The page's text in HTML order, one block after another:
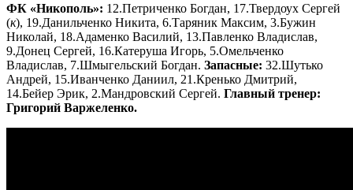
ФК «Никополь»: 12.Петриченко Богдан, 17.Твердоух Сергей
(к), 19.Данильченко Никита, 6.Таряник Максим, 3.Бужин
Николай, 18.Адаменко Василий, 13.Павленко Владислав,
9.Донец Сергей, 16.Катеруша Игорь, 5.Омельченко
Владислав, 7.Шмыгельский Богдан. Запасные: 32.Шутько
Андрей, 15.Иванченко Даниил, 21.Кренько Дмитрий,
14.Бейер Эрик, 2.Мандровский Сергей. Главный тренер:
Григорий Варжеленко.